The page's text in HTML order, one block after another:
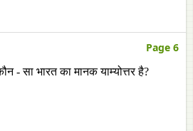
Page 6
- सा भारत का मानक याम्योत्तर है?